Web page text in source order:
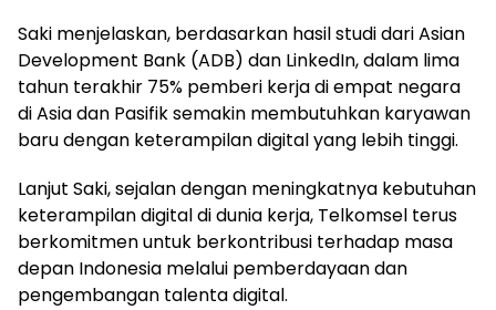
Saki menjelaskan, berdasarkan hasil studi dari Asian
Development Bank (ADB) dan LinkedIn, dalam lima
tahun terakhir 75% pemberi kerja di empat negara
di Asia dan Pasifik semakin membutuhkan karyawan
baru dengan keterampilan digital yang lebih tinggi.
Lanjut Saki, sejalan dengan meningkatnya kebutuhan
keterampilan digital di dunia kerja, Telkomsel terus
berkomitmen untuk berkontribusi terhadap masa
depan Indonesia melalui pemberdayaan dan
pengembangan talenta digital.